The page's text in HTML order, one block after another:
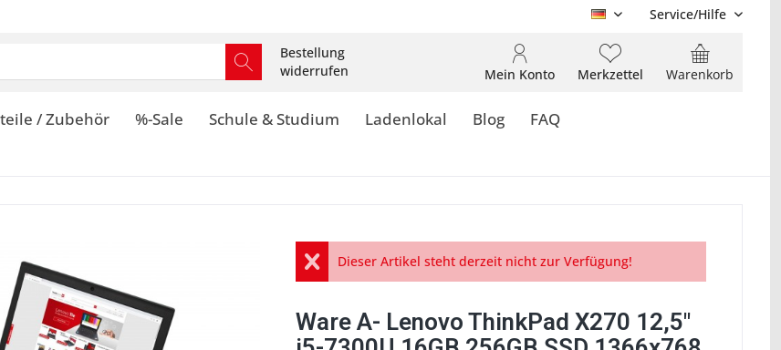
DE Service/Hilfe
Bestellung
widerrufen
Warenkorb
Merkzettel
Mein Konto
/ Zubehör %-Sale Schule & Studium Ladenlokal Blog FAQ
Dieser Artikel steht derzeit nicht zur Verfügung!
Ware A- Lenovo ThinkPad X270 12,5"